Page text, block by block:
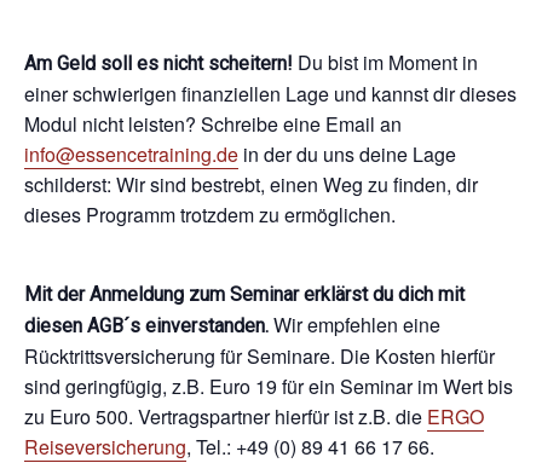
Am Geld soll es nicht scheitern! Du bist im Moment in
einer schwierigen finanziellen Lage und kannst dir dieses
Modul nicht leisten? Schreibe eine Email an
info@essencetraining.de in der du uns deine Lage
schilderst: Wir sind bestrebt, einen Weg zu finden, dir
dieses Programm trotzdem zu ermöglichen.
Mit der Anmeldung zum Seminar erklärst du dich mit
diesen AGB´s einverstanden. Wir empfehlen eine
Rücktrittsversicherung für Seminare. Die Kosten hierfür
sind geringfügig, z.B. Euro 19 für ein Seminar im Wert bis
zu Euro 500. Vertragspartner hierfür ist z.B. die ERGO
Reiseversicherung, Tel.: +49 (0) 89 41 66 17 66.